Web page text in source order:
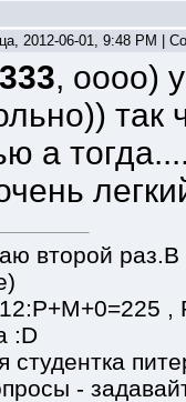
2012-06-01, 9:48 PM |
, оооо)
так
а
второй
:D
-